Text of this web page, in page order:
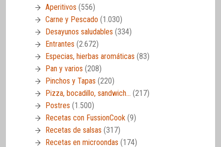
Aperitivos (556)
Carne y Pescado (1.030)
Desayunos saludables (334)
Entrantes (2.672)
Especias, hierbas aromáticas (83)
Pan y varios (208)
Pinchos y Tapas (220)
Pizza, bocadillo, sandwich… (217)
Postres (1.500)
Recetas con FussionCook (9)
Recetas de salsas (317)
Recetas en microondas (174)